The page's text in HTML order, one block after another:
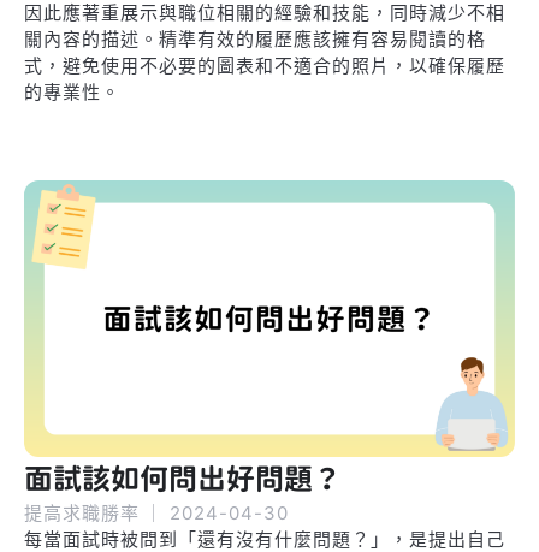
因此應著重展示與職位相關的經驗和技能，同時減少不相
關內容的描述。精準有效的履歷應該擁有容易閱讀的格
式，避免使用不必要的圖表和不適合的照片，以確保履歷
的專業性。
面試該如何問出好問題？
提高求職勝率
2024-04-30
每當面試時被問到「還有沒有什麼問題？」，是提出自己